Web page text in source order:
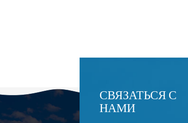
СВЯЗАТЬСЯ С
НАМИ